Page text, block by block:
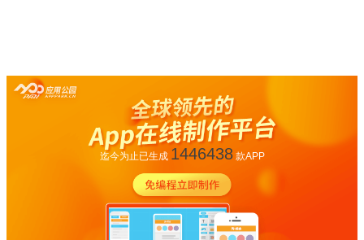
迄今为止已生成 1446438款APP